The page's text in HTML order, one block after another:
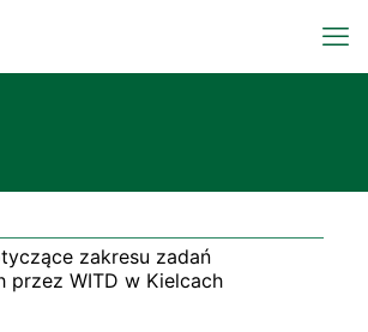
zakresu zadań
przez WITD w Kielcach